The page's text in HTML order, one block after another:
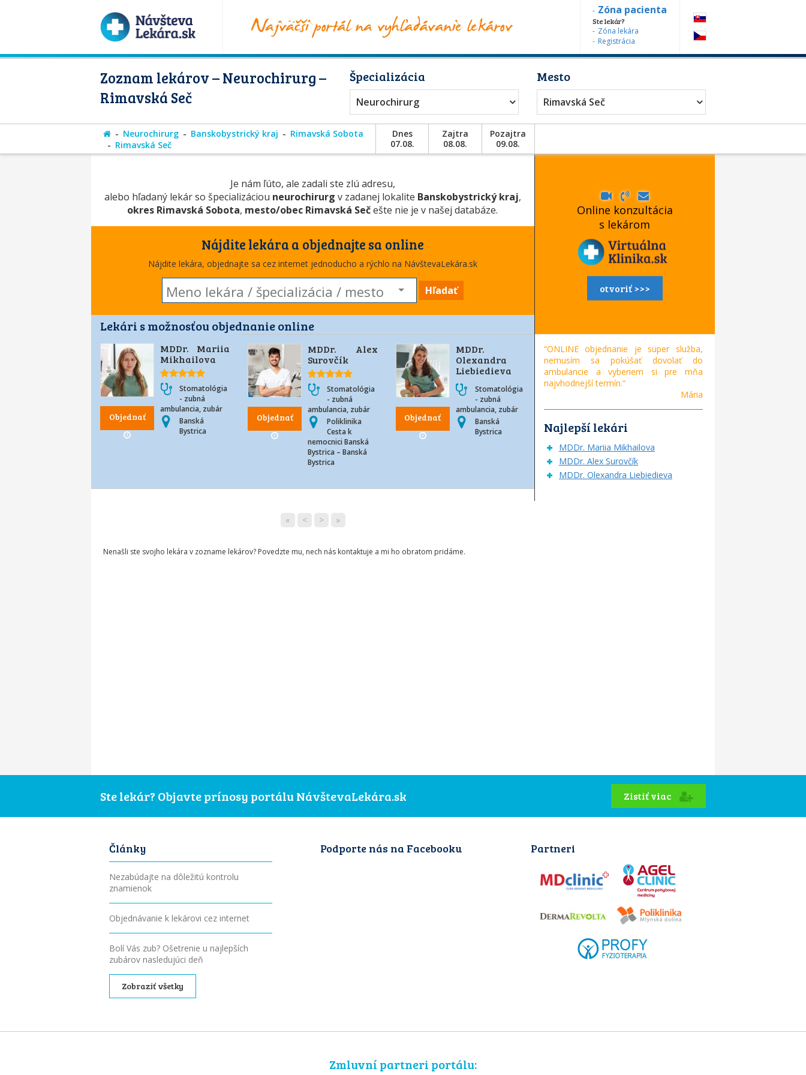
Zóna pacienta
Ste lekár?
Zóna lekára
Registrácia
Zoznam lekárov – Neurochirurg –
Rimavská Seč
Špecializácia
Neurochirurg
Mesto
Rimavská Seč
Neurochirurg Banskobystrický kraj
Rimavská Sobota
Rimavská Seč
Dnes
07.08.
Zajtra
08.08.
Pozajtra
09.08.
Je nám ľúto, ale zadali ste zlú adresu,
alebo hľadaný lekár so špecializáciou neurochirurg v zadanej lokalite Banskobystrický kraj,
okres Rimavská Sobota, mesto/obec Rimavská Sečešte nie je v našej databáze.
Nájdite lekára a objednajte sa online
Nájdite lekára, objednajte sa cez internet jednoducho a rýchlo na NávštevaLekára.sk
Hľadať
Lekári s možnosťou objednanie online
Objednať
MDDr. Mariia
Mikhailova
Stomatológia
- zubná
ambulancia, zubár
Banská
Bystrica
Objednať
MDDr. Alex
Surovčík
Stomatológia
- zubná
ambulancia, zubár
Poliklinika
Cesta k
nemocnici Banská
Bystrica – Banská
Bystrica
Objednať
MDDr.
Olexandra
Liebiedieva
Stomatológia
- zubná
ambulancia, zubár
Banská
Bystrica
« < > »
Nenašli ste svojho lekára v zozname lekárov? Povedzte mu, nech nás kontaktuje a mi ho obratom pridáme.
Online konzultácia
s lekárom
otvoriť >>>
“ONLINE objednanie je super služba,
nemusím sa pokúšať dovolať do
ambulancie a vyberiem si pre mňa
najvhodnejší termín.“
Mária
Najlepší lekári
MDDr. Mariia Mikhailova
MDDr. Alex Surovčík
MDDr. Olexandra Liebiedieva
Ste lekár? Objavte prínosy portálu NávštevaLekára.sk Zistiť viac
Články
Nezabúdajte na dôležitú kontrolu
znamienok
Objednávanie k lekárovi cez internet
Bolí Vás zub? Ošetrenie u najlepších
zubárov nasledujúci deň
Zobraziť všetky
Podporte nás na Facebooku Partneri
Zmluvní partneri portálu: